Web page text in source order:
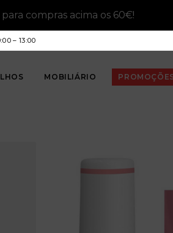
compras acima os 60€!
– 13:00
MOBILIÁRIO